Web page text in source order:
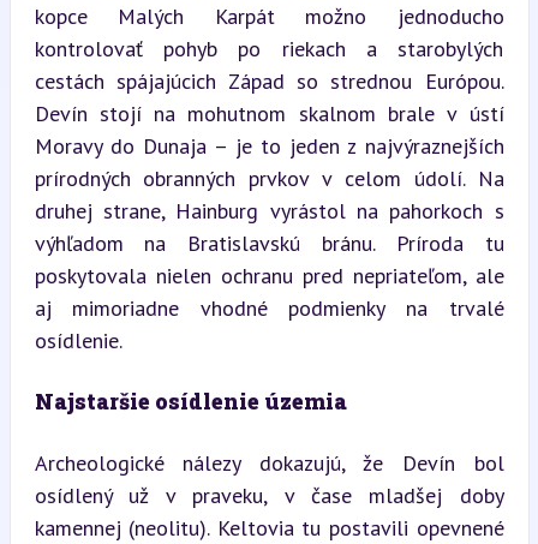
kopce Malých Karpát možno jednoducho
kontrolovať pohyb po riekach a starobylých
cestách spájajúcich Západ so strednou Európou.
Devín stojí na mohutnom skalnom brale v ústí
Moravy do Dunaja – je to jeden z najvýraznejších
prírodných obranných prvkov v celom údolí. Na
druhej strane, Hainburg vyrástol na pahorkoch s
výhľadom na Bratislavskú bránu. Príroda tu
poskytovala nielen ochranu pred nepriateľom, ale
aj mimoriadne vhodné podmienky na trvalé
osídlenie.
Najstaršie osídlenie územia
Archeologické nálezy dokazujú, že Devín bol
osídlený už v praveku, v čase mladšej doby
kamennej (neolitu). Keltovia tu postavili opevnené